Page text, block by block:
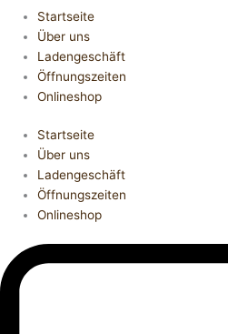
Startseite
Über uns
Ladengeschäft
Öffnungszeiten
Onlineshop
Startseite
Über uns
Ladengeschäft
Öffnungszeiten
Onlineshop